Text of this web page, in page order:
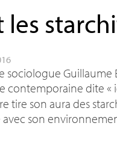
sociologue
contemporaine dite «
tire son aura des
son